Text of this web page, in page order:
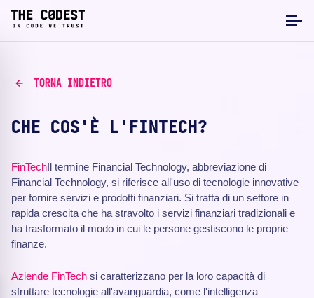
TORNA INDIETRO
CHE COS'È L'FINTECH?
FinTechIl termine Financial Technology, abbreviazione di
Financial Technology, si riferisce all'uso di tecnologie innovative
per fornire servizi e prodotti finanziari. Si tratta di un settore in
rapida crescita che ha stravolto i servizi finanziari tradizionali e
ha trasformato il modo in cui le persone gestiscono le proprie
finanze.
Aziende FinTech si caratterizzano per la loro capacità di
sfruttare tecnologie all'avanguardia, come l'intelligenza